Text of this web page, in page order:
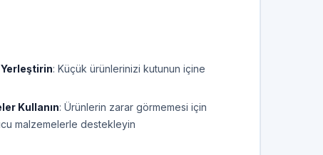
: Küçük ürünlerinizi kutunun içine
Kullanın: Ürünlerin zarar görmemesi için
malzemelerle destekleyin